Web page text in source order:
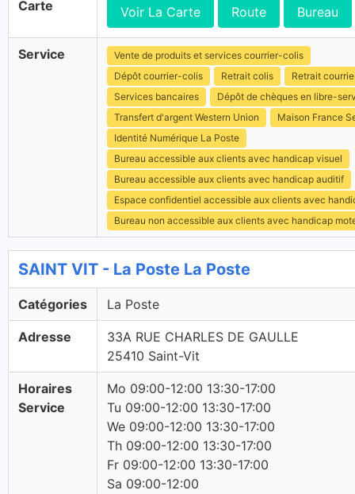
Carte Voir La Carte Route Bureau
Service
Vente de produits et services courrier-colis
Dépôt courrier-colis
Retrait colis
Retrait
Services bancaires
Dépôt de chèques en libre-
Transfert d'argent Western Union
Maison France
Identité Numérique La Poste
Bureau accessible aux clients avec handicap visuel
Bureau accessible aux clients avec handicap auditif
Espace confidentiel accessible aux clients avec
Bureau non accessible aux clients avec handicap
SAINT VIT - La Poste La Poste
Catégories La Poste
Adresse
33A RUE CHARLES DE GAULLE
25410 Saint-Vit
Horaires
Service
Mo 09:00-12:00 13:30-17:00
Tu 09:00-12:00 13:30-17:00
We 09:00-12:00 13:30-17:00
Th 09:00-12:00 13:30-17:00
Fr 09:00-12:00 13:30-17:00
Sa 09:00-12:00